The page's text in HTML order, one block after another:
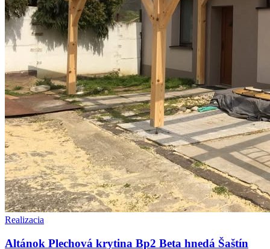
Realizacia
Altánok Plechová krytina Bp2 Beta hnedá Šaštín